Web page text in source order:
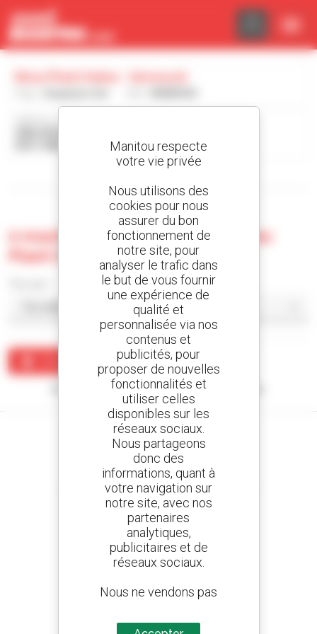
BH31 6BB VERWOOD Royaume-Uni
0 machine d'occasion chez Boss
Plant Sales - Verwood
Créer une alerte
Aucun résultat ne correspond à votre recherche.
Créez vos alertes
et recevez des annonces de matériels d'occasion
800 concessionnaires
Manitou partout dans le monde
Panneau de gestion des cookies
Manitou respecte
votre vie privée
Nous utilisons des
cookies pour nous
assurer du bon
fonctionnement de
notre site, pour
analyser le trafic dans
le but de vous fournir
une expérience de
qualité et
personnalisée via nos
contenus et
publicités, pour
proposer de nouvelles
fonctionnalités et
utiliser celles
disponibles sur les
réseaux sociaux.
Nous partageons
donc des
informations, quant à
votre navigation sur
notre site, avec nos
partenaires
analytiques,
publicitaires et de
réseaux sociaux.
Nous ne vendons pas
tiers